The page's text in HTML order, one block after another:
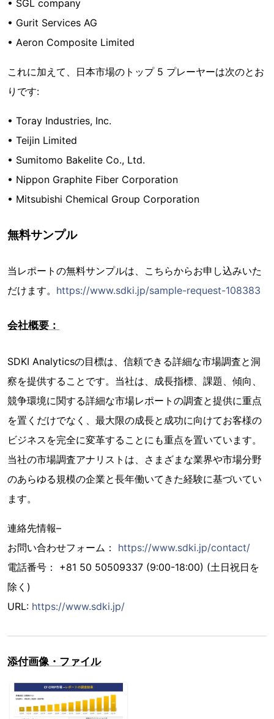
• SGL company
• Gurit Services AG
• Aeron Composite Limited
これに加えて、日本市場のトップ 5 プレーヤーは次のとお
りです:
• Toray Industries, Inc.
• Teijin Limited
• Sumitomo Bakelite Co., Ltd.
• Nippon Graphite Fiber Corporation
• Mitsubishi Chemical Group Corporation
無料サンプル
当レポートの無料サンプルは、こちらからお申し込みいた
だけます。 https://www.sdki.jp/sample-request-108383
会社概要：
SDKI Analyticsの目標は、信頼できる詳細な市場調査と洞
察を提供することです。当社は、成長指標、課題、傾向、
競争環境に関する詳細な市場レポートの調査と提供に重点
を置くだけでなく、最大限の成長と成功に向けてお客様の
ビジネスを完全に変革することにも重点を置いています。
当社の市場調査アナリストは、さまざまな業界や市場分野
のあらゆる規模の企業と長年働いてきた経験に基づいてい
ます。
連絡先情報–
お問い合わせフォーム： https://www.sdki.jp/contact/
電話番号： +81 50 50509337 (9:00-18:00) (土日祝日を
除く)
URL: https://www.sdki.jp/
添付画像・ファイル